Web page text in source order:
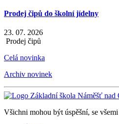
Prodej čipů do školní jídelny
23. 07. 2026
Prodej čipů
Celá novinka
Archiv novinek
Všichni mohou být úspěšní, se